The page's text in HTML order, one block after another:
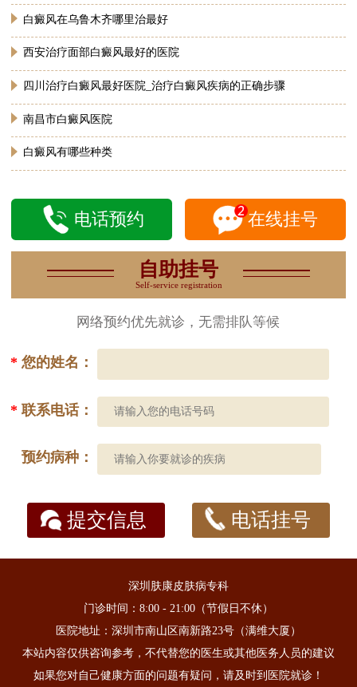
白癜风在乌鲁木齐哪里治最好
西安治疗面部白癜风最好的医院
四川治疗白癜风最好医院_治疗白癜风疾病的正确步骤
南昌市白癜风医院
白癜风有哪些种类
电话预约 在线挂号
自助挂号
Self-service registration
网络预约优先就诊，无需排队等候
*您的姓名：
*联系电话：
预约病种：
提交信息 电话挂号
深圳肤康皮肤病专科
门诊时间：8:00 - 21:00（节假日不休）
医院地址：深圳市南山区南新路23号（满维大厦）
本站内容仅供咨询参考，不代替您的医生或其他医务人员的建议
如果您对自己健康方面的问题有疑问，请及时到医院就诊！